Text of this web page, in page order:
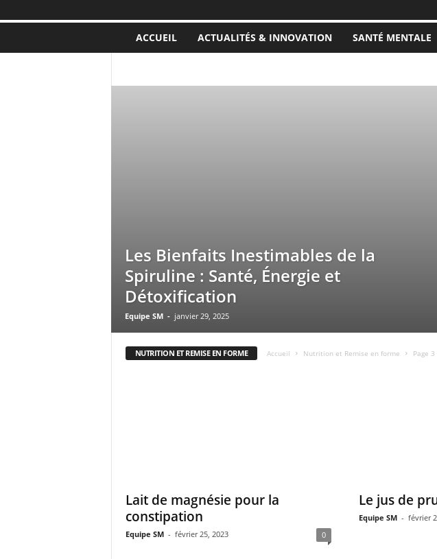
ACCUEIL ACTUALITÉS & INNOVATION SANTÉ MENTALE
Les Bienfaits Inestimables de la
Spiruline : Santé, Énergie et
Détoxification
Equipe SM - janvier 29, 2025
NUTRITION ET REMISE EN FORME Accueil Nutrition et Remise en forme Page 3
Lait de magnésie pour la
constipation
Equipe SM - février 25, 2023 0
Le jus de
Equipe SM - février